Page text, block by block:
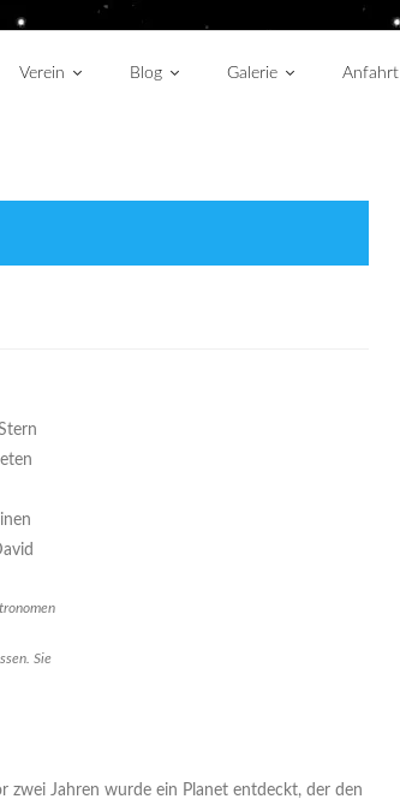
Verein Blog Galerie Anfahrt
Sie
zwei Jahren wurde ein Planet entdeckt, der den